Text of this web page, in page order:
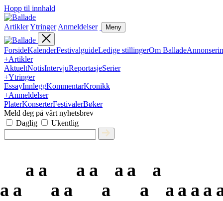
Hopp til innhald
ArtiklerYtringer Anmeldelser Meny
ForsideKalenderFestivalguideLedige stillingerOm Ballade
+Artikler
AktueltNotisIntervjuReportasjeSerier
+Ytringer
EssayInnleggKommentarKronikk
+Anmeldelser
PlaterKonserterFestivalerBøker
Meld deg på vårt nyhetsbrev
Daglig
Ukentlig
a
a
a
a
a
a
a
a
a
a a